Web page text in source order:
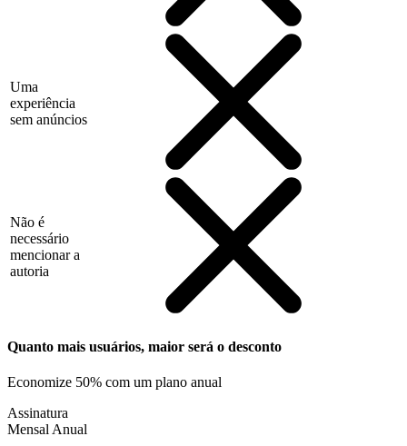
Uma
experiência
sem anúncios
Não é
necessário
mencionar a
autoria
Quanto mais usuários, maior será o desconto
Economize 50% com um plano anual
Assinatura
Mensal Anual